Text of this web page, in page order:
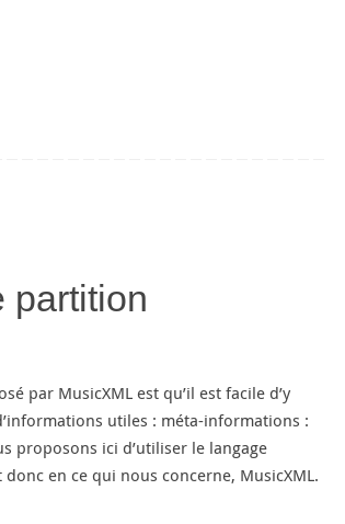
partition
par MusicXML est qu’il est facile d’y
utiles : méta-informations :
proposons ici d’utiliser le langage
en ce qui nous concerne, MusicXML.